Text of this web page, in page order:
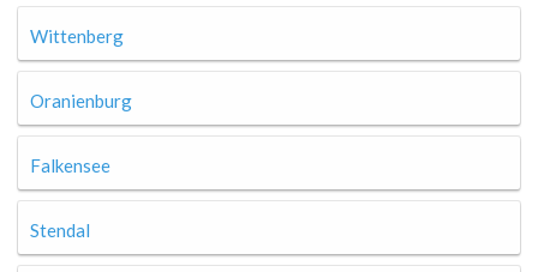
Wittenberg
Oranienburg
Falkensee
Stendal